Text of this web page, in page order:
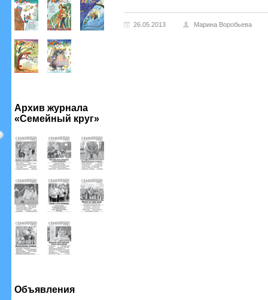
Архив журнала
«Семейный круг»
Объявления
26.05.2013 Марина Воробьева